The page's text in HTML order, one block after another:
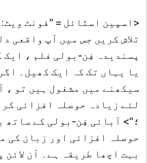
تلاش کریں جس میں آپ واقعی
پسندیدہ فِن-بولی فلم ، ایک
یا یہاں تک کہ ایک کھیل۔
سیکھنے میں مشغول ہیں تو ،
؛"> آبائی فِن-بولی کے ساتھ
حوصلہ افزائی اور زبان کی
بہت اچھا طریقہ ہے۔ آن لائن